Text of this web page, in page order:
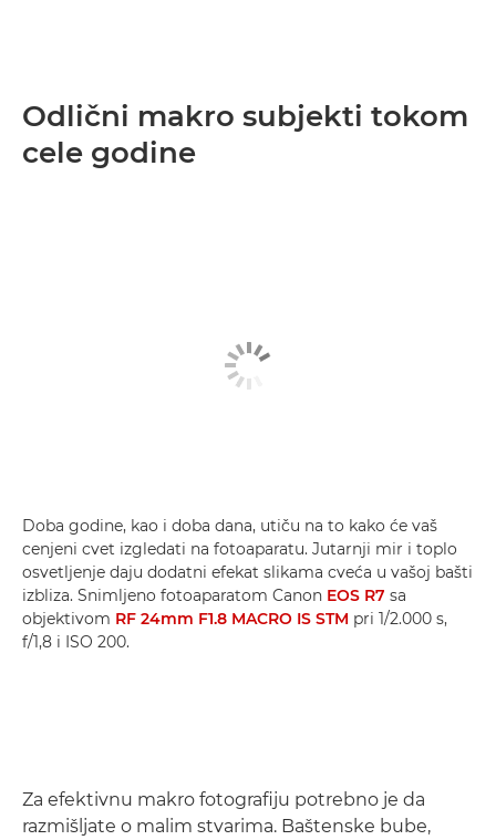
Odlični makro subjekti tokom
cele godine
Doba godine, kao i doba dana, utiču na to kako će vaš
cenjeni cvet izgledati na fotoaparatu. Jutarnji mir i toplo
osvetljenje daju dodatni efekat slikama cveća u vašoj bašti
izbliza. Snimljeno fotoaparatom Canon EOS R7 sa
objektivom RF 24mm F1.8 MACRO IS STM pri 1/2.000 s,
f/1,8 i ISO 200.
Za efektivnu makro fotografiju potrebno je da
razmišljate o malim stvarima. Baštenske bube,